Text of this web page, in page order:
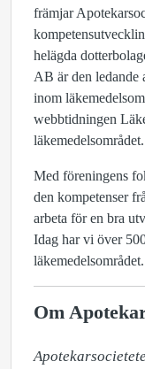
främjar
helägda
AB är den
inom
webbtidningen
läkemedelsområdet.
Med föreningens
den kompetenser
arbeta för en bra
Idag har vi över
läkemedelsområdet.
Om